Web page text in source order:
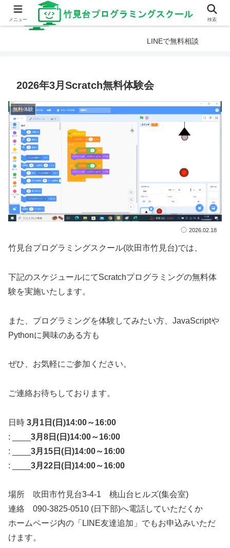
LINEで無料相談
2026年3月Scratch無料体験会
無料体験
2026.02.18
竹見台プログラミングスクール(吹田市竹見台)では、
下記のスケジュールにてScratchプログラミングの無料体
験を実施いたします。
また、プログラミングを体験してみたい方、JavaScriptや
Pythonに興味のある方も
ぜひ、お気軽にご参加ください。
ご連絡お待ちしております。
日時 3月1日(日)14:00～16:00
: ____ 3月8日(日)14:00～16:00
: ____ 3月15日(日)14:00～16:00
: ____ 3月22日(日)14:00～16:00
場所 吹田市竹見台3-4-1 桃山台ヒルズ(集会室)
連絡 090-3825-0510 (日下部)へ電話していただくか
ホームページ内の「LINE友達追加」でもお申込みいただ
けます。
メニュー 検索